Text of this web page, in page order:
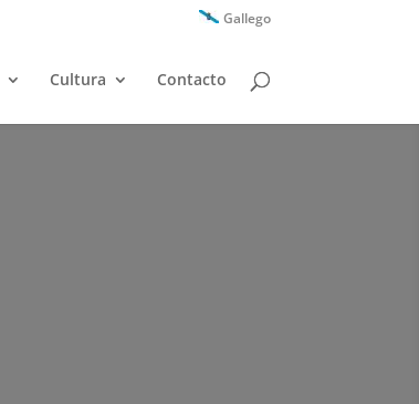
Gallego
Cultura Contacto